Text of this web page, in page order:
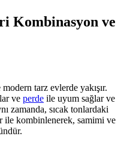
Kombinasyon ve
tarz evlerde yakışır.
ve perde ile uyum sağlar ve
zamanda, sıcak tonlardaki
ile kombinlenerek, samimi ve